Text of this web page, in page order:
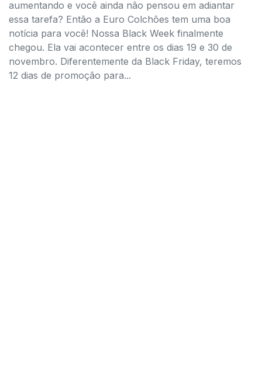
aumentando e você ainda não pensou em adiantar
essa tarefa? Então a Euro Colchões tem uma boa
notícia para você! Nossa Black Week finalmente
chegou. Ela vai acontecer entre os dias 19 e 30 de
novembro. Diferentemente da Black Friday, teremos
12 dias de promoção para...